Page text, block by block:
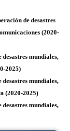
de desastres
(2020-
mundiales,
2025)
mundiales,
(2020-2025)
mundiales,